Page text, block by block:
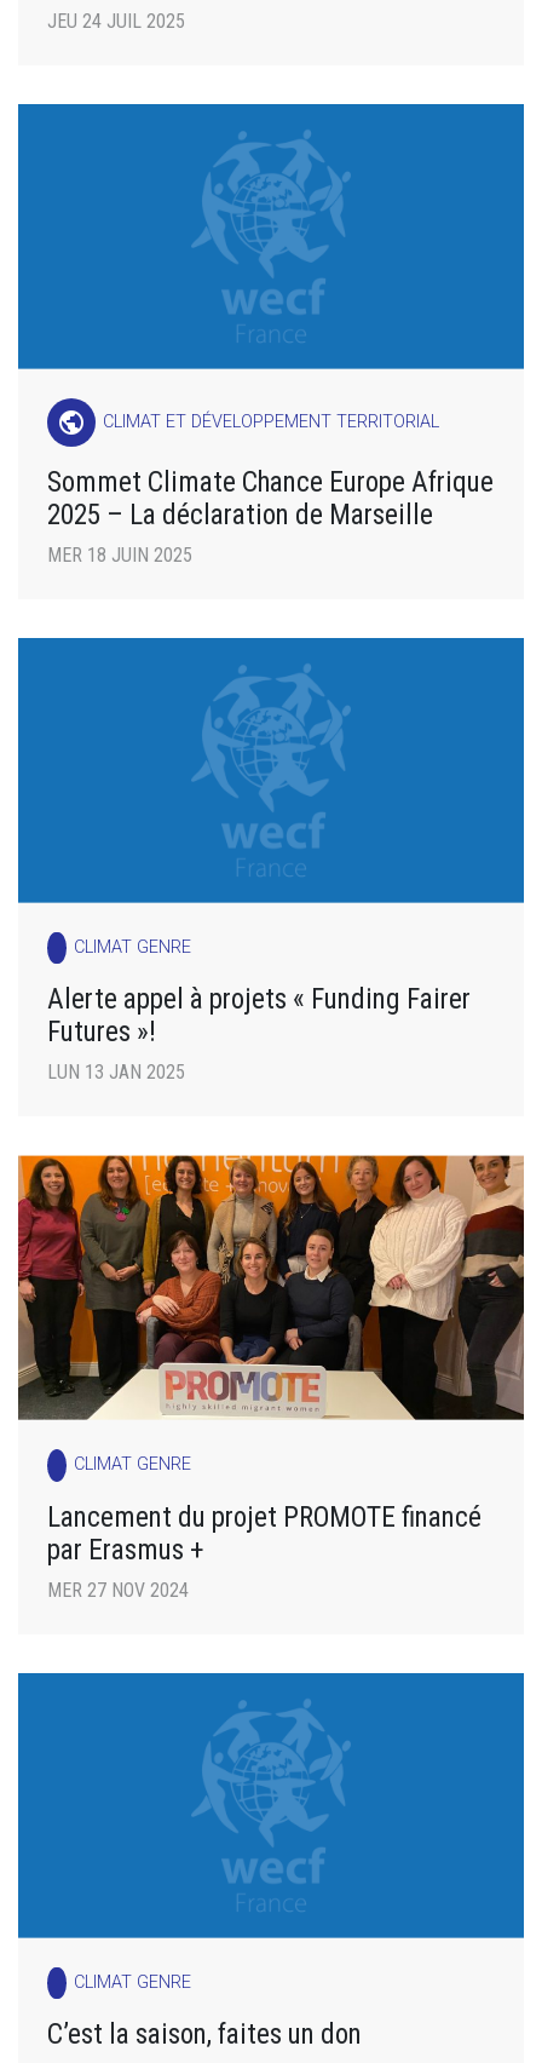
JEU 24 JUIL 2025
public CLIMAT ET DÉVELOPPEMENT TERRITORIAL
Sommet Climate Chance Europe Afrique
2025 – La déclaration de Marseille
MER 18 JUIN 2025
CLIMAT GENRE
Alerte appel à projets « Funding Fairer
Futures »!
LUN 13 JAN 2025
CLIMAT GENRE
Lancement du projet PROMOTE financé
par Erasmus +
MER 27 NOV 2024
CLIMAT GENRE
C’est la saison, faites un don